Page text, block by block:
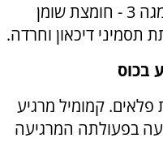
סלמון, טונה ומקרל עשירים באומגה 3 - חומצת שומן
תסמיני דיכאון וחרדה.
קמומיל מרגיע
בפעולתה המרגיעה